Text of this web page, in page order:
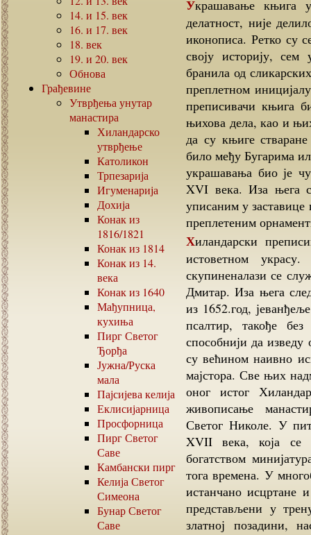
14. и 15. век
16. и 17. век
18. век
19. и 20. век
Обнова
Грађевине
Утврђења унутар
манастира
Хиландарско
утврђење
Католикон
Трпезарија
Игуменарија
Дохија
Конак из
1816/1821
Конак из 1814
Конак из 14.
века
Конак из 1640
Мађупница,
кухиња
Пирг Светог
Ђорђа
Јужна/Руска
мала
Пајсијева келија
Еклисијарница
Просфорница
Пирг Светог
Саве
Камбански пирг
Келија Светог
Симеона
Бунар Светог
Саве
Украшавање књига у XVII веку, које је пратило преписивачку
делатност, није
иконописа. Ретко су
своју историју,
бранила од
преплетном
преписивачи књига
њихова дела, као и
да су књиге
било међу Бугарима
украшавања био је
XVI века. Иза њега
уписаним у
преплетеним
Хиландарски преписивачи су кроз читав XVII век остали верни
истоветном
скупиненалази се
Дмитар. Иза њега
из 1652.год,
псалтир, такође
способнији да
су већином наивно
мајстора. Све њих
оног истог
живописање
Светог Николе. У
XVII века, која се
богатством
тога времена. У
истанчано исцртане
представљени у
златној позадини,